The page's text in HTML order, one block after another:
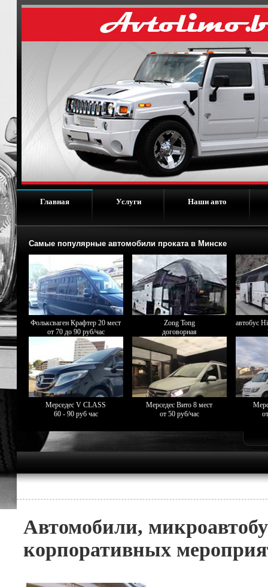
Главная Услуги Наши авто
Самые популярные автомобили проката в Минске
Фольксваген Крафтер 20 мест
от 70 до 90 руб/час
Zong Tong
договорная
автобус
Мерседес V CLASS
60 - 90 руб час
Мерседес Вито 8 мест
от 50 руб/час
Автомобили,
корпоративных